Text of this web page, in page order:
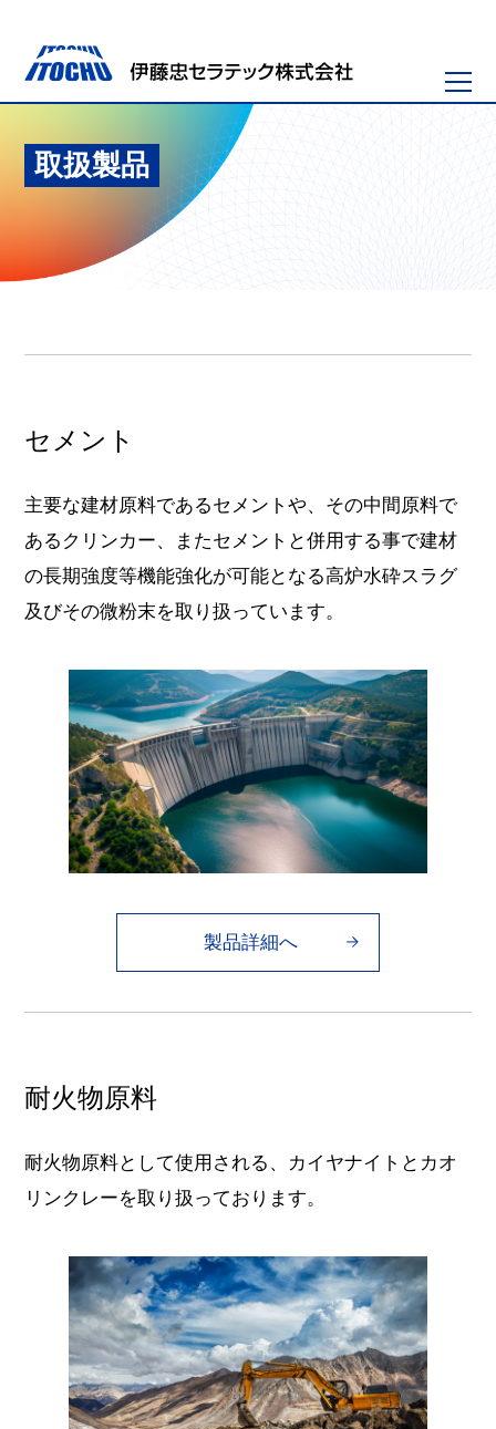
取扱製品
セメント
主要な建材原料であるセメントや、その中間原料で
あるクリンカー、またセメントと併用する事で建材
の長期強度等機能強化が可能となる高炉水砕スラグ
及びその微粉末を取り扱っています。
製品詳細へ
耐火物原料
耐火物原料として使用される、カイヤナイトとカオ
リンクレーを取り扱っております。